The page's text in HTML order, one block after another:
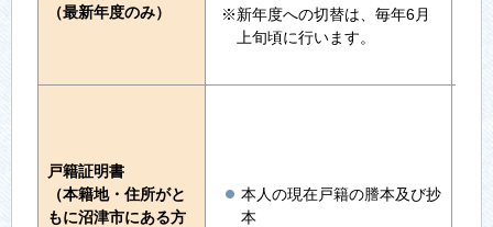
（最新年度のみ）
※新年度への切替は、毎年6月
上旬頃に行います。
戸籍証明書
（本籍地・住所がと
もに沼津市にある方
本人の現在戸籍の謄本及び抄
本